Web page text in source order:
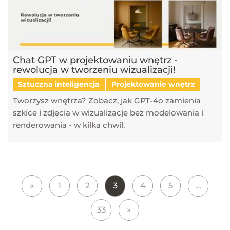
Chat GPT w projektowaniu wnętrz -
rewolucja w tworzeniu wizualizacji!
Sztuczna inteligencja Projektowanie wnętrz
Tworzysz wnętrza? Zobacz, jak GPT-4o zamienia
szkice i zdjęcia w wizualizacje bez modelowania i
renderowania - w kilka chwil.
« 1 2 3 4 5 ...
33 »